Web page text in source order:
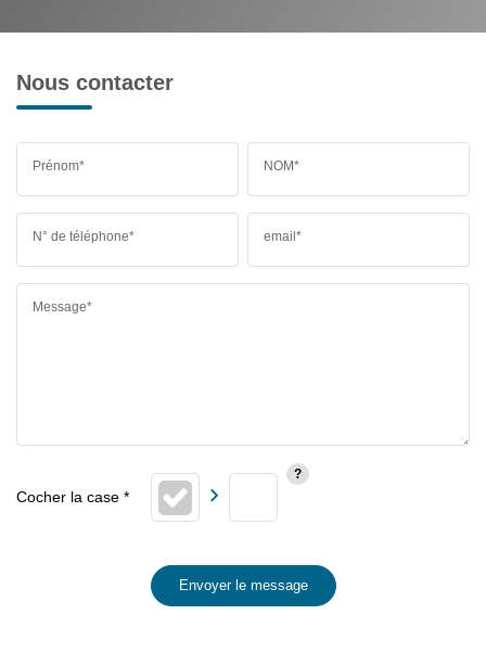
Nous contacter
Prénom* NOM*
N° de téléphone* email*
Message*
Envoyer le message